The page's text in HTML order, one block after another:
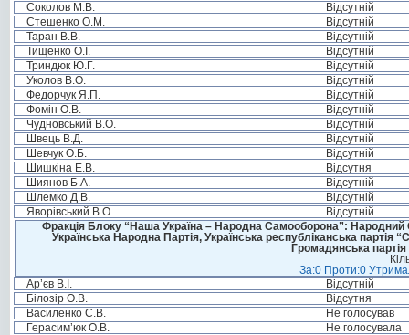
Соколов М.В.
Відсутній
Стешенко О.М.
Відсутній
Таран В.В.
Відсутній
Тищенко О.І.
Відсутній
Триндюк Ю.Г.
Відсутній
Уколов В.О.
Відсутній
Федорчук Я.П.
Відсутній
Фомін О.В.
Відсутній
Чудновський В.О.
Відсутній
Швець В.Д.
Відсутній
Шевчук О.Б.
Відсутній
Шишкіна Е.В.
Відсутня
Шиянов Б.А.
Відсутній
Шлемко Д.В.
Відсутній
Яворівський В.О.
Відсутній
Фракція Блоку “Наша Україна – Народна Самооборона”: Народний
Українська Народна Партія, Українська республіканська
Громадянська
За:0 Проти:0
Ар’єв В.І.
Відсутній
Білозір О.В.
Відсутня
Василенко С.В.
Не голосував
Герасим’юк О.В.
Не голосувала